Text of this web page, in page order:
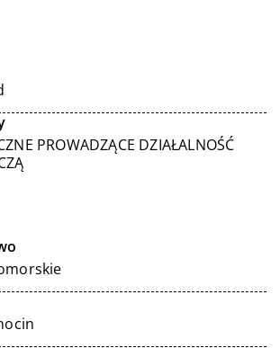
PROWADZĄCE DZIAŁALNOŚĆ